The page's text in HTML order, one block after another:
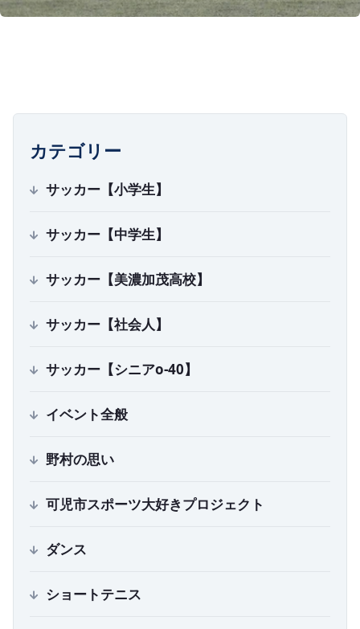
カテゴリー
サッカー【小学生】
サッカー【中学生】
サッカー【美濃加茂高校】
サッカー【社会人】
サッカー【シニアo-40】
イベント全般
野村の思い
可児市スポーツ大好きプロジェクト
ダンス
ショートテニス